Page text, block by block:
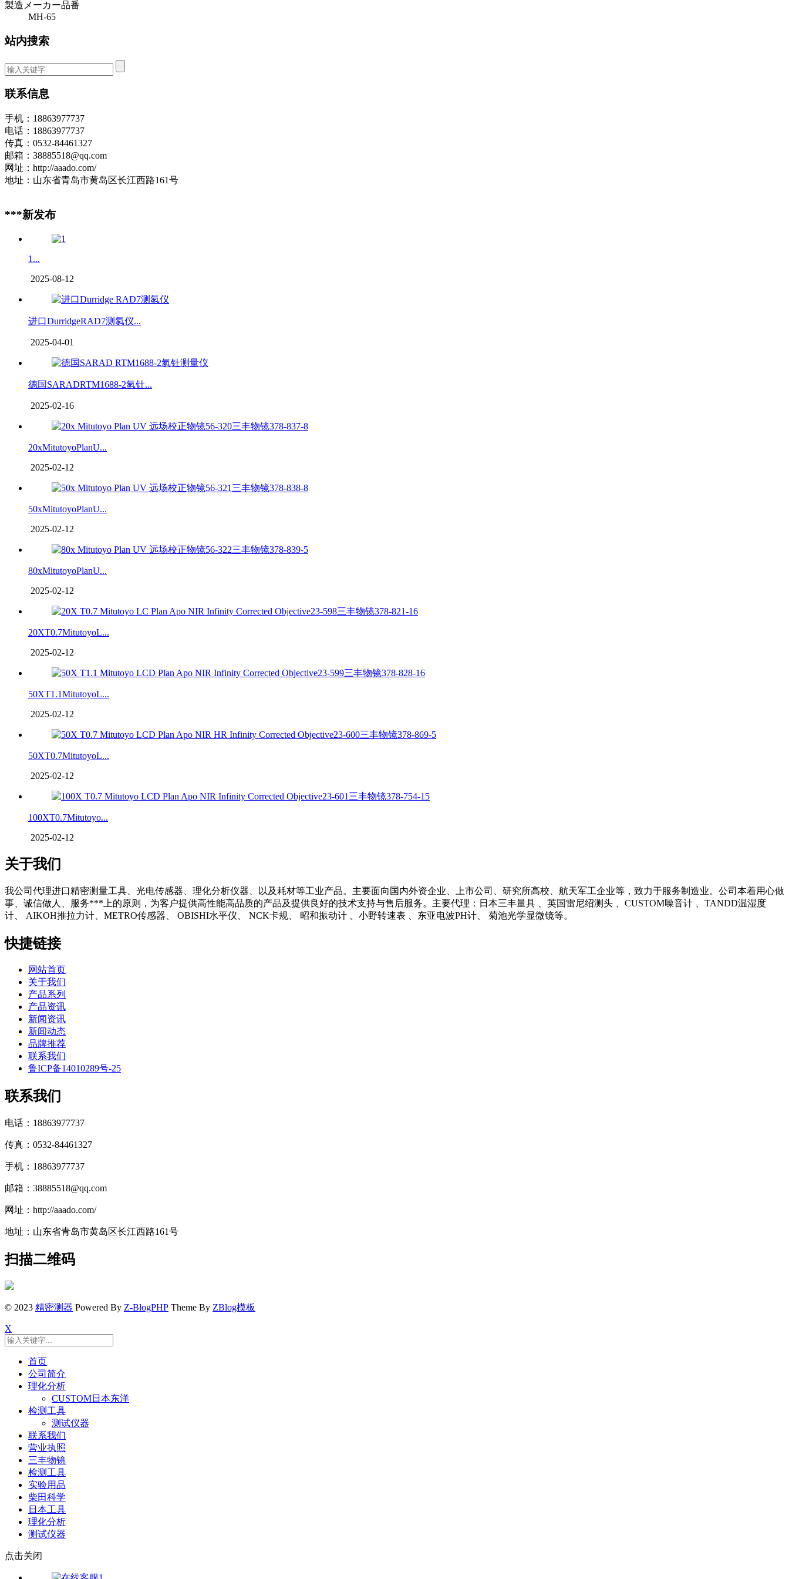
製造メーカー品番
MH-65
站内搜索
联系信息
手机：18863977737
电话：18863977737
传真：0532-84461327
邮箱：38885518@qq.com
网址：http://aaado.com/
地址：山东省青岛市黄岛区长江西路161号
***新发布
1...
2025-08-12
进口DurridgeRAD7测氡仪...
2025-04-01
德国SARADRTM1688-2氡钍...
2025-02-16
20xMitutoyoPlanU...
2025-02-12
50xMitutoyoPlanU...
2025-02-12
80xMitutoyoPlanU...
2025-02-12
20XT0.7MitutoyoL...
2025-02-12
50XT1.1MitutoyoL...
2025-02-12
50XT0.7MitutoyoL...
2025-02-12
100XT0.7Mitutoyo...
2025-02-12
关于我们
我公司代理进口精密测量工具、光电传感器、理化分析仪器、以及耗材等工业产品。主要面向国内外资企业、上市公司、研究所高校、航天军工企业等，致力于服务制造业。公司本着用心做
事、诚信做人、服务***上的原则，为客户提供高性能高品质的产品及提供良好的技术支持与售后服务。主要代理：日本三丰量具 、英国雷尼绍测头 、CUSTOM噪音计 、TANDD温湿度
计、 AIKOH推拉力计、METRO传感器、 OBISHI水平仪、 NCK卡规、 昭和振动计 、小野转速表 、东亚电波PH计、 菊池光学显微镜等。
快捷链接
网站首页
关于我们
产品系列
产品资讯
新闻资讯
新闻动态
品牌推荐
联系我们
鲁ICP备14010289号-25
联系我们
电话：18863977737
传真：0532-84461327
手机：18863977737
邮箱：38885518@qq.com
网址：http://aaado.com/
地址：山东省青岛市黄岛区长江西路161号
扫描二维码
© 2023 精密测器 Powered By Z-BlogPHP Theme By ZBlog模板
X
首页
公司简介
理化分析
CUSTOM日本东洋
检测工具
测试仪器
联系我们
营业执照
三丰物镜
检测工具
实验用品
柴田科学
日本工具
理化分析
测试仪器
点击关闭